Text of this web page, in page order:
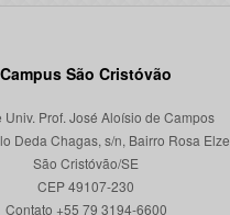
Campus São Cristóvão
Univ. Prof. José Aloísio de Campos
Deda Chagas, s/n, Bairro Rosa Elze
São Cristóvão/SE
CEP 49107-230